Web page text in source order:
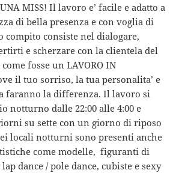
MISS! Il lavoro e’ facile e adatto a
di bella presenza e con voglia di
compito consiste nel dialogare,
e scherzare con la clientela del
fosse un LAVORO IN
il tuo sorriso, la tua personalita’ e
faranno la differenza. Il lavoro si
notturno dalle 22:00 alle 4:00 e
su sette con un giorno di riposo
locali notturni sono presenti anche
come modelle, figuranti di
dance / pole dance, cubiste e sexy